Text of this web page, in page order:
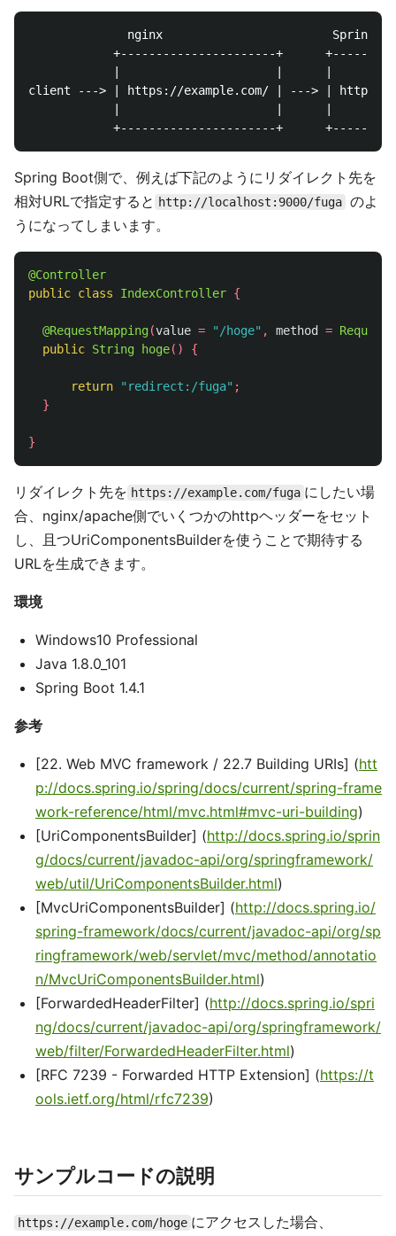
nginx                        Spring
+----------------------+
client ---> | https://example.com/ | ---> | http://
Spring Boot側で、例えば下記のようにリダイレクト先を
相対URLで指定すると http://localhost:9000/fuga のよ
うになってしまいます。
@Controller
public class IndexController {
@RequestMapping(value = "/hoge" , method =
public String hoge() {
return "redirect:/fuga" ;
}
}
リダイレクト先を https://example.com/fuga にしたい場
合、nginx/apache側でいくつかのhttpヘッダーをセット
し、且つUriComponentsBuilderを使うことで期待する
URLを生成できます。
環境
Windows10 Professional
Java 1.8.0_101
Spring Boot 1.4.1
参考
[22. Web MVC framework / 22.7 Building URIs] (htt
p://docs.spring.io/spring/docs/current/spring-frame
work-reference/html/mvc.html#mvc-uri-building)
[UriComponentsBuilder] (http://docs.spring.io/sprin
g/docs/current/javadoc-api/org/springframework/
web/util/UriComponentsBuilder.html)
[MvcUriComponentsBuilder] (http://docs.spring.io/
spring-framework/docs/current/javadoc-api/org/sp
ringframework/web/servlet/mvc/method/annotatio
n/MvcUriComponentsBuilder.html)
[ForwardedHeaderFilter] (http://docs.spring.io/spri
ng/docs/current/javadoc-api/org/springframework/
web/filter/ForwardedHeaderFilter.html)
[RFC 7239 - Forwarded HTTP Extension] (https://t
ools.ietf.org/html/rfc7239)
サンプルコードの説明
https://example.com/hoge にアクセスした場合、